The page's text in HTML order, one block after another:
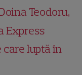
Teodoru,
Express
care luptă în